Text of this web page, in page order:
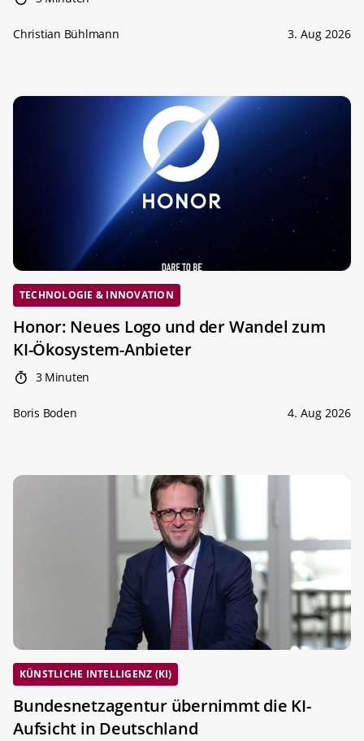
Christian Bühlmann 3. Aug 2026
TECHNOLOGIE & INNOVATION
Honor: Neues Logo und der Wandel zum
KI-Ökosystem-Anbieter
3 Minuten
Boris Boden 4. Aug 2026
KÜNSTLICHE INTELLIGENZ (KI)
Bundesnetzagentur übernimmt die KI-
Aufsicht in Deutschland